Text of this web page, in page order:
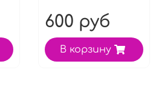
600 руб
В корзину